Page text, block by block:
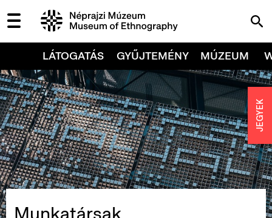
LÁTOGATÁS GYŰJTEMÉNY MÚZEUM
JEGYEK